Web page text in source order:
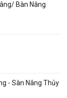
Bàn Nâng
- Sàn Nâng Thủy